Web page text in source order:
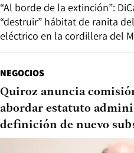
“Al borde de la extinción”:
“destruir” hábitat de ranita
eléctrico en la cordillera del
NEGOCIOS
Quiroz anuncia
abordar estatuto
definición de nuevo